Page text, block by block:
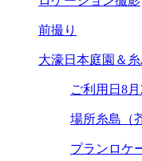
前撮り
大濠日本庭園＆
ご利用日 8月
場所糸島（
プラン ロケ